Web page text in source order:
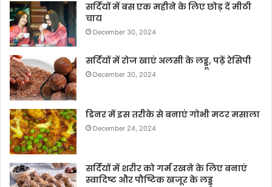
सर्दियों में बस एक महीने के लिए छोड़ दें मीठी
चाय
December 30, 2024
सर्दियों में रोज खाएं अलसी के लड्डू, पढ़ें रेसिपी
December 30, 2024
डिनर में इस तरीके से बनाएं गोभी मटर मसाला
December 24, 2024
सर्दियों में शरीर को गर्म रखने के लिए बनाएं
स्वादिष्ट और पौष्टिक खजूर के लड्डू